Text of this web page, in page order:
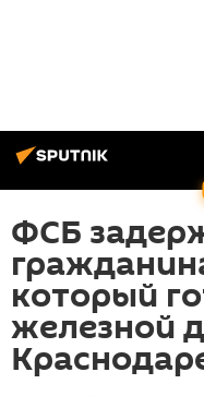
ФСБ
который
железной